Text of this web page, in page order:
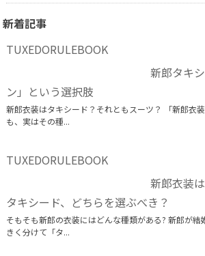
新着記事
TUXEDORULEBOOK
新郎タキ
ン」という選択肢
新郎衣装はタキシード？それともスーツ？ 「新郎衣
も、実はその種...
TUXEDORULEBOOK
新郎衣装
タキシード、どちらを選ぶべき？
そもそも新郎の衣装にはどんな種類がある? 新郎が
きく分けて「タ...